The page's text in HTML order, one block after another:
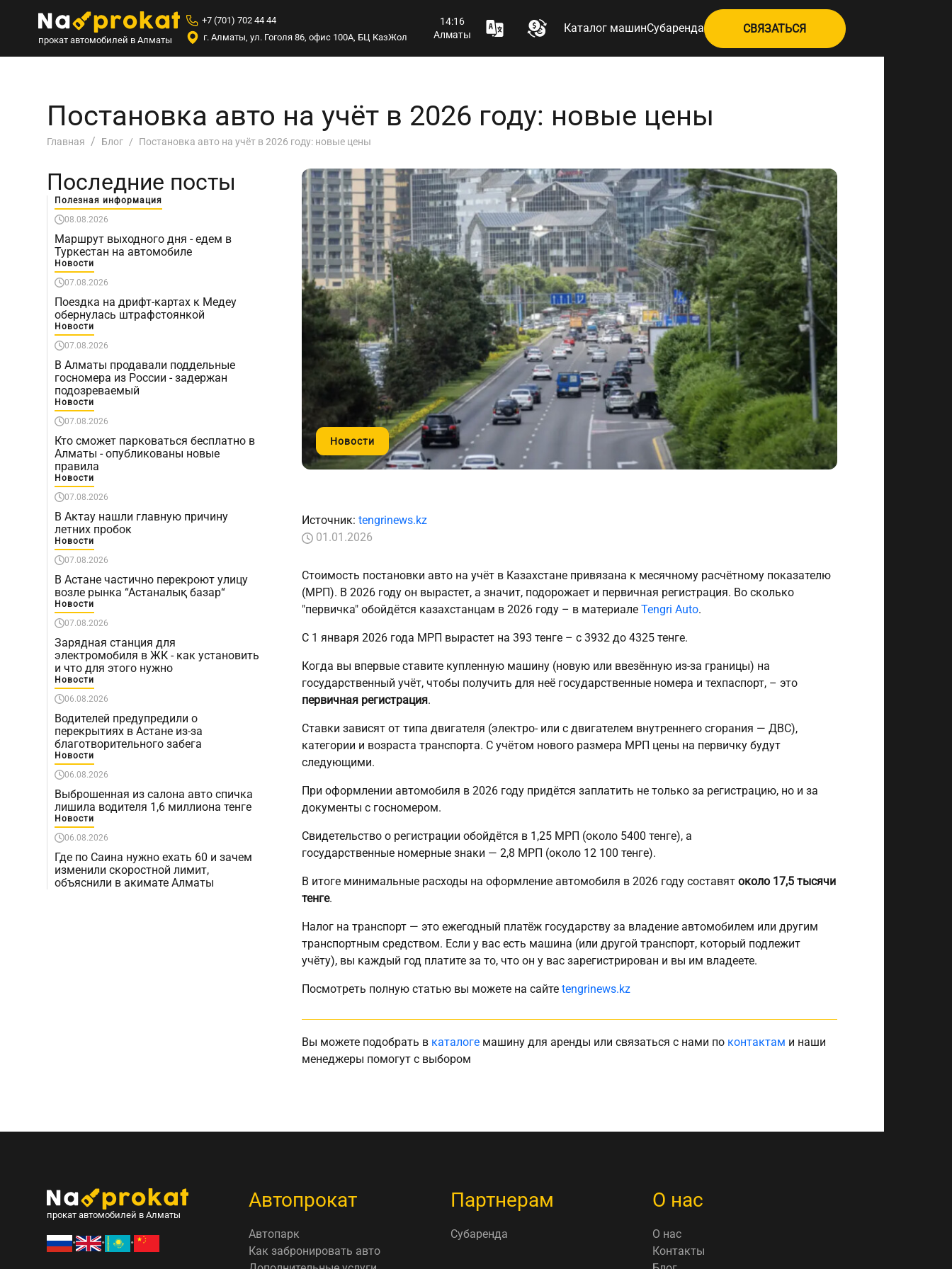
прокат автомобилей в Алматы
+7 (701) 702 44 44
г. Алматы, ул. Гоголя 86, офис 100А, БЦ КазЖол
14:16
Алматы
Каталог машинСубаренда СВЯЗАТЬСЯ
Постановка авто на учёт в 2026 году: новые цены
Главная Блог Постановка авто на учёт в 2026 году: новые цены
Последние посты
Полезная информация
08.08.2026
Маршрут выходного дня - едем в
Туркестан на автомобиле
Новости
07.08.2026
Поездка на дрифт-картах к Медеу
обернулась штрафстоянкой
Новости
07.08.2026
В Алматы продавали поддельные
госномера из России - задержан
подозреваемый
Новости
07.08.2026
Кто сможет парковаться бесплатно в
Алматы - опубликованы новые
правила
Новости
07.08.2026
В Актау нашли главную причину
летних пробок
Новости
07.08.2026
В Астане частично перекроют улицу
возле рынка “Астаналық базар“
Новости
07.08.2026
Зарядная станция для
электромобиля в ЖК - как установить
и что для этого нужно
Новости
06.08.2026
Водителей предупредили о
перекрытиях в Астане из-за
благотворительного забега
Новости
06.08.2026
Выброшенная из салона авто спичка
лишила водителя 1,6 миллиона тенге
Новости
06.08.2026
Где по Саина нужно ехать 60 и зачем
изменили скоростной лимит,
объяснили в акимате Алматы
Новости
Источник: tengrinews.kz
01.01.2026
Стоимость постановки авто на учёт в Казахстане привязана к месячному расчётному показателю
(МРП). В 2026 году он вырастет, а значит, подорожает и первичная регистрация. Во сколько
"первичка" обойдётся казахстанцам в 2026 году – в материале Tengri Auto.
С 1 января 2026 года МРП вырастет на 393 тенге – с 3932 до 4325 тенге.
Когда вы впервые ставите купленную машину (новую или ввезённую из-за границы) на
государственный учёт, чтобы получить для неё государственные номера и техпаспорт, – это
первичная регистрация.
Ставки зависят от типа двигателя (электро- или с двигателем внутреннего сгорания — ДВС),
категории и возраста транспорта. С учётом нового размера МРП цены на первичку будут
следующими.
При оформлении автомобиля в 2026 году придётся заплатить не только за регистрацию, но и за
документы с госномером.
Свидетельство о регистрации обойдётся в 1,25 МРП (около 5400 тенге), а
государственные номерные знаки — 2,8 МРП (около 12 100 тенге).
В итоге минимальные расходы на оформление автомобиля в 2026 году составят около 17,5 тысячи
тенге.
Налог на транспорт — это ежегодный платёж государству за владение автомобилем или другим
транспортным средством. Если у вас есть машина (или другой транспорт, который подлежит
учёту), вы каждый год платите за то, что он у вас зарегистрирован и вы им владеете.
Посмотреть полную статью вы можете на сайте tengrinews.kz
Вы можете подобрать в каталоге машину для аренды или связаться с нами по контактам и наши
менеджеры помогут с выбором
прокат автомобилей в Алматы
• • •
Автопрокат
Автопарк
Как забронировать авто
Партнерам
Субаренда
О нас
О нас
Контакты